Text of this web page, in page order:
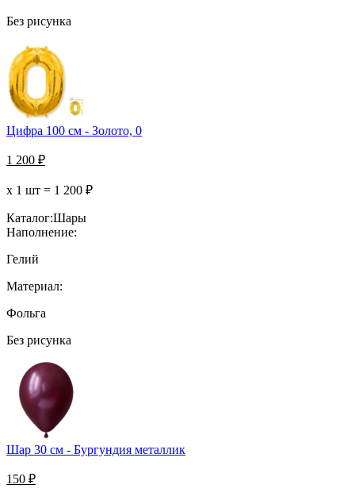
Без рисунка
Цифра 100 см - Золото, 0
1 200 ₽
х 1 шт = 1 200 ₽
Каталог:Шары
Наполнение:
Гелий
Материал:
Фольга
Без рисунка
Шар 30 см - Бургундия металлик
150 ₽